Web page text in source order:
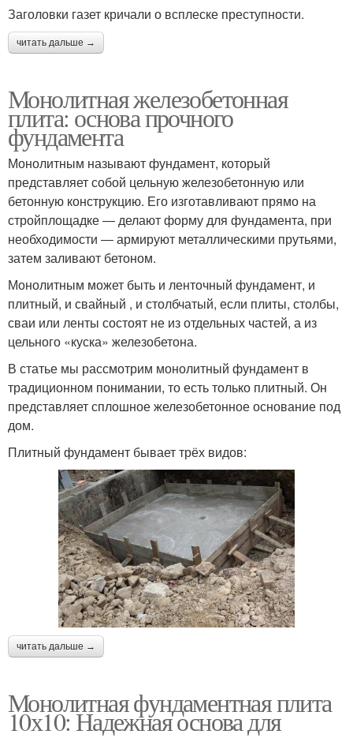
Заголовки газет кричали о всплеске преступности.
читать дальше →
Монолитная железобетонная
плита: основа прочного
фундамента
Монолитным называют фундамент, который
представляет собой цельную железобетонную или
бетонную конструкцию. Его изготавливают прямо на
стройплощадке ― делают форму для фундамента, при
необходимости ― армируют металлическими прутьями,
затем заливают бетоном.
Монолитным может быть и ленточный фундамент, и
плитный, и свайный , и столбчатый, если плиты, столбы,
сваи или ленты состоят не из отдельных частей, а из
цельного «куска» железобетона.
В статье мы рассмотрим монолитный фундамент в
традиционном понимании, то есть только плитный. Он
представляет сплошное железобетонное основание под
дом.
Плитный фундамент бывает трёх видов:
читать дальше →
Монолитная фундаментная плита
10х10: Надежная основа для